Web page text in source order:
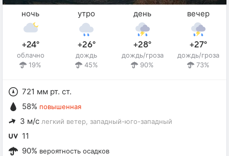
ночь
+24°
облачно
19%
утро
+26°
дождь
45%
день
+28°
дождь/гроза
90%
вечер
+27°
дождь/гроза
73%
721 мм рт. ст.
58% повышенная
3 м/с легкий ветер , западный-юго-западный
11
90% вероятность осадков